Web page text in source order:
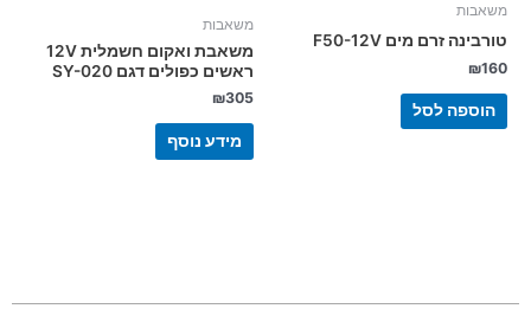
משאבות
טורבינה זרם מים F50-12V
₪160
הוספה לסל
משאבות
משאבת ואקום חשמלית 12V
ראשים כפולים דגם SY-020
₪305
מידע נוסף